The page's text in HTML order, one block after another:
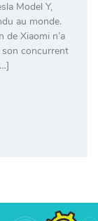
Model Y,
au monde.
de Xiaomi n’a
son concurrent